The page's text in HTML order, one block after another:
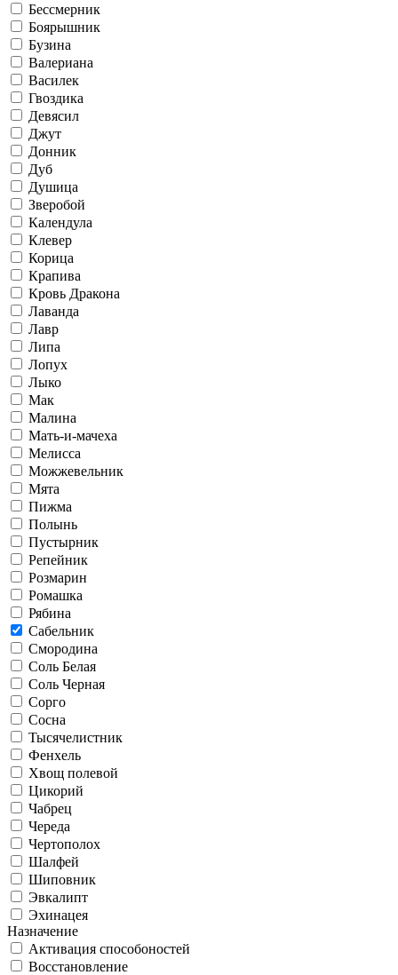
Бессмерник
Боярышник
Бузина
Валериана
Василек
Гвоздика
Девясил
Джут
Донник
Дуб
Душица
Зверобой
Календула
Клевер
Корица
Крапива
Кровь Дракона
Лаванда
Лавр
Липа
Лопух
Лыко
Мак
Малина
Мать-и-мачеха
Мелисса
Можжевельник
Мята
Пижма
Полынь
Пустырник
Репейник
Розмарин
Ромашка
Рябина
Сабельник
Смородина
Соль Белая
Соль Черная
Сорго
Сосна
Тысячелистник
Фенхель
Хвощ полевой
Цикорий
Чабрец
Череда
Чертополох
Шалфей
Шиповник
Эвкалипт
Эхинацея
Назначение
Активация способоностей
Восстановление